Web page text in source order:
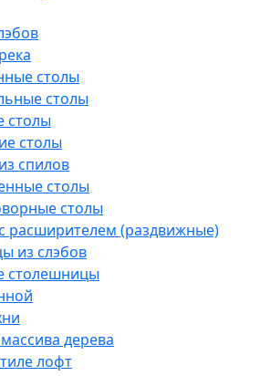
столы
столы
столы
столы
спилов
столы
столы
расширителем (раздвижные)
из слэбов
столешницы
дерева
лофт